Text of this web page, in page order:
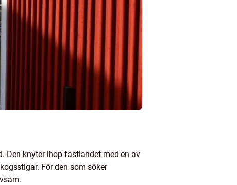
Den knyter ihop fastlandet med en av
För den som söker